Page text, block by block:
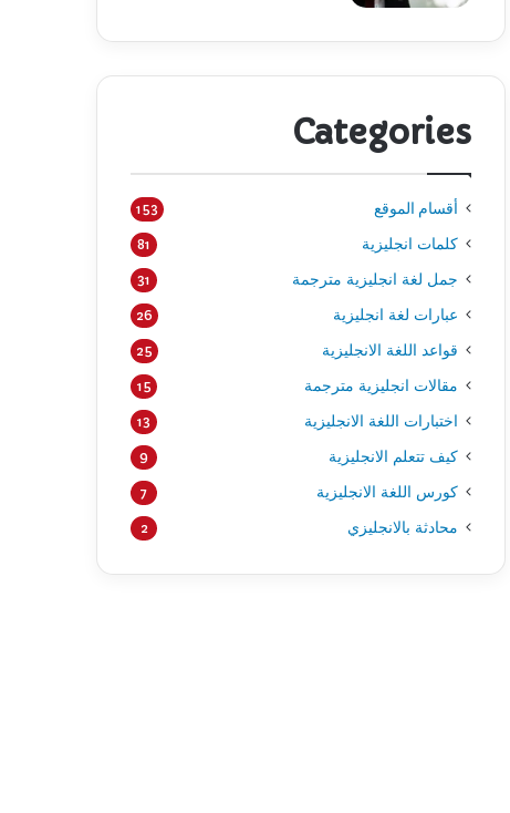
Categories
أقسام الموقع 153
كلمات انجليزية 81
جمل لغة انجليزية مترجمة 31
عبارات لغة انجليزية 26
قواعد اللغة الانجليزية 25
مقالات انجليزية مترجمة 15
اختبارات اللغة الانجليزية 13
كيف تتعلم الانجليزية 9
كورس اللغة الانجليزية 7
محادثة بالانجليزي 2